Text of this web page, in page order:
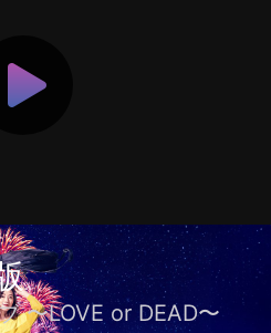
〜LOVE or DEAD〜